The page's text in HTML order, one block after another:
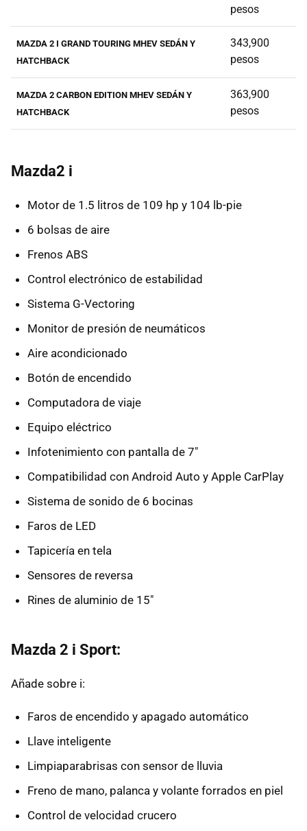
pesos
MAZDA 2 I GRAND TOURING MHEV SEDÁN Y
HATCHBACK
343,900
pesos
MAZDA 2 CARBON EDITION MHEV SEDÁN Y
HATCHBACK
363,900
pesos
Mazda2 i
Motor de 1.5 litros de 109 hp y 104 lb-pie
6 bolsas de aire
Frenos ABS
Control electrónico de estabilidad
Sistema G-Vectoring
Monitor de presión de neumáticos
Aire acondicionado
Botón de encendido
Computadora de viaje
Equipo eléctrico
Infotenimiento con pantalla de 7"
Compatibilidad con Android Auto y Apple CarPlay
Sistema de sonido de 6 bocinas
Faros de LED
Tapicería en tela
Sensores de reversa
Rines de aluminio de 15"
Mazda 2 i Sport:
Añade sobre i:
Faros de encendido y apagado automático
Llave inteligente
Limpiaparabrisas con sensor de lluvia
Freno de mano, palanca y volante forrados en piel
Control de velocidad crucero